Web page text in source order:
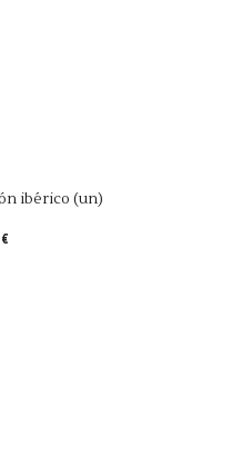
ibérico (un)